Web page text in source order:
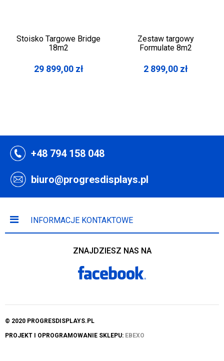
Stoisko Targowe Bridge
18m2
29 899,00 zł
Zestaw targowy
Formulate 8m2
2 899,00 zł
+48 794 158 048
biuro@progresdisplays.pl
INFORMACJE KONTAKTOWE
ZNAJDZIESZ NAS NA
© 2020 PROGRESDISPLAYS.PL
PROJEKT I OPROGRAMOWANIE SKLEPU: EBEXO